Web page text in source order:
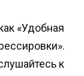
«Удобная
к